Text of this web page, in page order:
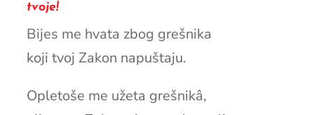
tvoje!
Bijes me hvata zbog grešnika
koji tvoj Zakon napuštaju.
Opletoše me užeta grešnikâ,